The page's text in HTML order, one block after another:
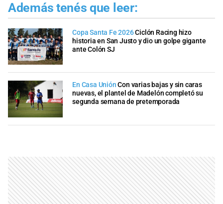
Además tenés que leer:
Copa Santa Fe 2026Ciclón Racing hizo
historia en San Justo y dio un golpe gigante
ante Colón SJ
En Casa Unión Con varias bajas y sin caras
nuevas, el plantel de Madelón completó su
segunda semana de pretemporada